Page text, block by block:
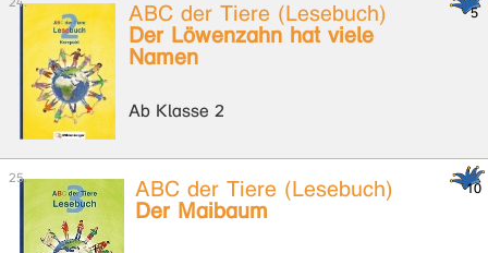
ABC der Tiere (Lesebuch)
Der Löwenzahn hat viele
Namen
Ab Klasse 2
ABC der Tiere (Lesebuch)
Der Maibaum